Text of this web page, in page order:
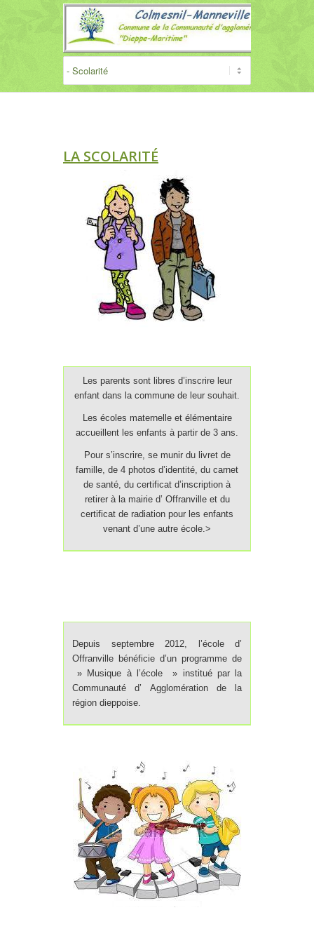
LA SCOLARITÉ
Les parents sont libres d’inscrire leur
enfant dans la commune de leur souhait.
Les écoles maternelle et élémentaire
accueillent les enfants à partir de 3 ans.
Pour s’inscrire, se munir du livret de
famille, de 4 photos d’identité, du carnet
de santé, du certificat d’inscription à
retirer à la mairie d’ Offranville et du
certificat de radiation pour les enfants
venant d’une autre école.>
Depuis septembre 2012, l’école d’
Offranville bénéficie d’un programme de
» Musique à l’école » institué par la
Communauté d’ Agglomération de la
région dieppoise.